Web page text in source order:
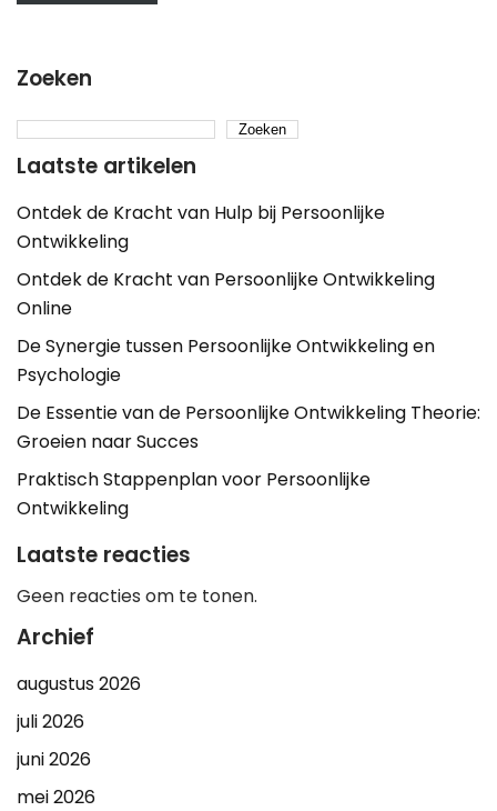
Zoeken
Zoeken
Laatste artikelen
Ontdek de Kracht van Hulp bij Persoonlijke
Ontwikkeling
Ontdek de Kracht van Persoonlijke Ontwikkeling
Online
De Synergie tussen Persoonlijke Ontwikkeling en
Psychologie
De Essentie van de Persoonlijke Ontwikkeling Theorie:
Groeien naar Succes
Praktisch Stappenplan voor Persoonlijke
Ontwikkeling
Laatste reacties
Geen reacties om te tonen.
Archief
augustus 2026
juli 2026
juni 2026
mei 2026